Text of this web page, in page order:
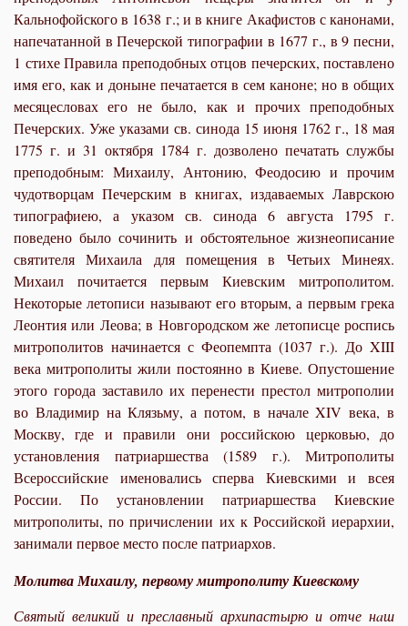
Кальнофойского в 1638 г.; и в книге Акафистов с канонами,
напечатанной в Печерской типографии в 1677 г., в 9 песни,
1 стихе Правила преподобных отцов печерских, поставлено
имя его, как и доныне печатается в сем каноне; но в общих
месяцесловах его не было, как и прочих преподобных
Печерских. Уже указами св. синода 15 июня 1762 г., 18 мая
1775 г. и 31 октября 1784 г. дозволено печатать службы
преподобным: Михаилу, Антонию, Феодосию и прочим
чудотворцам Печерским в книгах, издаваемых Лаврскою
типографиею, а указом св. синода 6 августа 1795 г.
поведено было сочинить и обстоятельное жизнеописание
святителя Михаила для помещения в Четьих Минеях.
Михаил почитается первым Киевским митрополитом.
Некоторые летописи называют его вторым, а первым грека
Леонтия или Леова; в Новгородском же летописце роспись
митрополитов начинается с Феопемпта (1037 г.). До XIII
века митрополиты жили постоянно в Киеве. Опустошение
этого города заставило их перенести престол митрополии
во Владимир на Клязьму, а потом, в начале XIV века, в
Москву, где и правили они российскою церковью, до
установления патриаршества (1589 г.). Митрополиты
Всероссийские именовались сперва Киевскими и всея
России. По установлении патриаршества Киевские
митрополиты, по причислении их к Российской иерархии,
занимали первое место после патриархов.
Молитва Михаилу, первому митрополиту Киевскому
Святый великий и преславный архипастырю и отче нaш